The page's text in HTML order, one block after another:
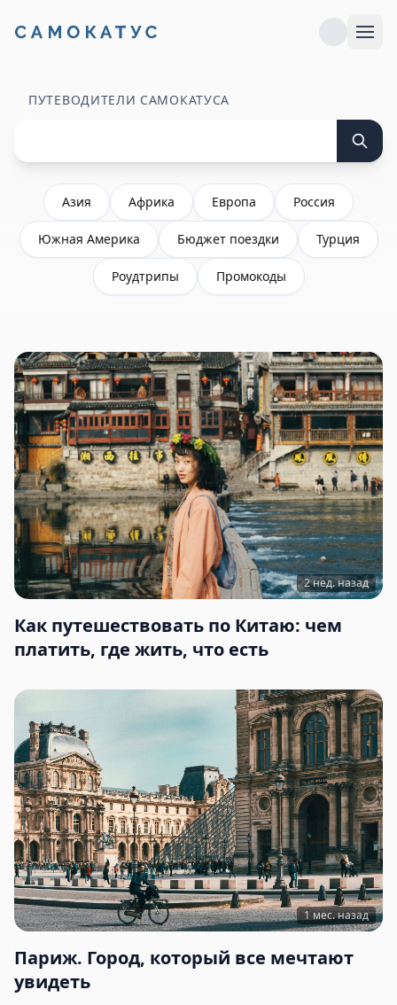
ПУТЕВОДИТЕЛИ САМОКАТУСА
Азия Африка Европа Россия
Южная Америка Бюджет поездки Турция
Роудтрипы Промокоды
2 нед. назад
Как путешествовать по Китаю: чем
платить, где жить, что есть
1 мес. назад
Париж. Город, который все мечтают
увидеть